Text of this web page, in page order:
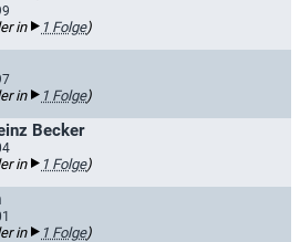
in 1 Folge)
in 1 Folge)
Becker
in 1 Folge)
in 1 Folge)